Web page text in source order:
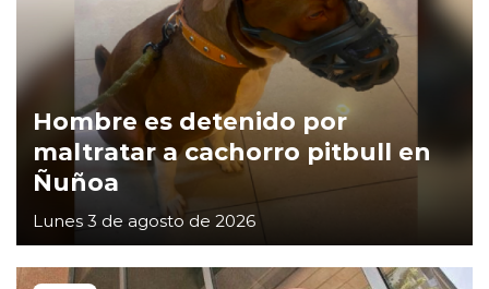
Hombre es detenido por
maltratar a cachorro pitbull en
Ñuñoa
Lunes 3 de agosto de 2026